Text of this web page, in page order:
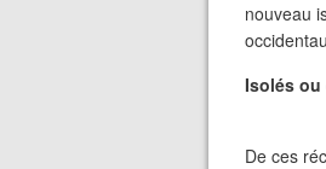
nouveau
Isolés
De ces